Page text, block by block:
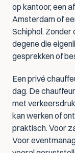
op kantoor, een
Amsterdam of
Schiphol.
degene die
gesprekken of
Een privé
dag. De
met
kan werken of
praktisch. Voor
Voor